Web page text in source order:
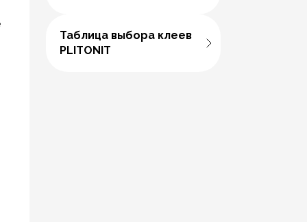
Таблица выбора клеев
PLITONIT